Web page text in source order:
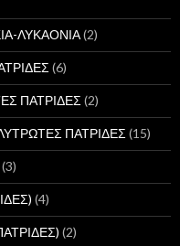
ΛΥΚΑΟΝΙΑ(2)
(6)
ΠΑΤΡΙΔΕΣ (2)
ΠΑΤΡΙΔΕΣ (15)
(3)
(4)
(2)